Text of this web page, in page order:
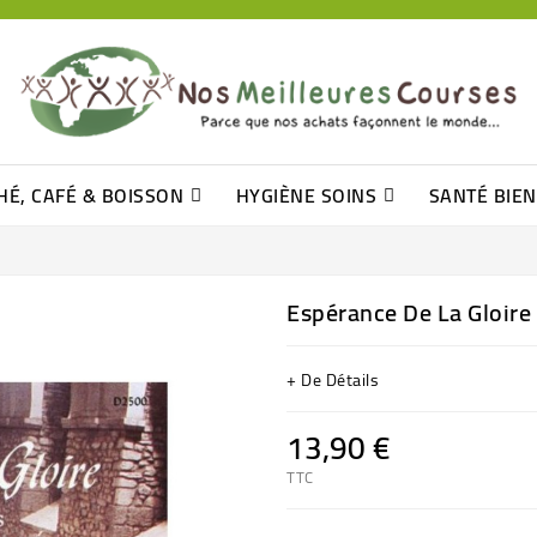
CAFÉ & BOISSON HYGIÈNE SOINS SANTÉ
Espérance De La Gloire
+ De Détails
13,90 €
TTC